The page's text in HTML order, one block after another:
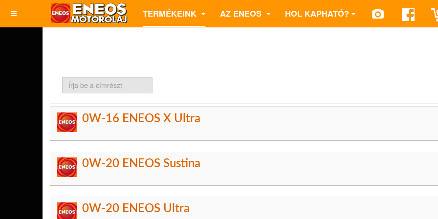
TERMÉKEINK AZ ENEOS HOL KAPHATÓ?
Írja
a
0W-16 ENEOS X Ultra
0W-20 ENEOS Sustina
0W-20 ENEOS Ultra